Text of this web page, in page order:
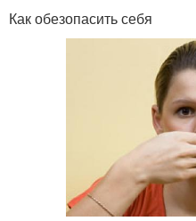
Как обезопасить себя